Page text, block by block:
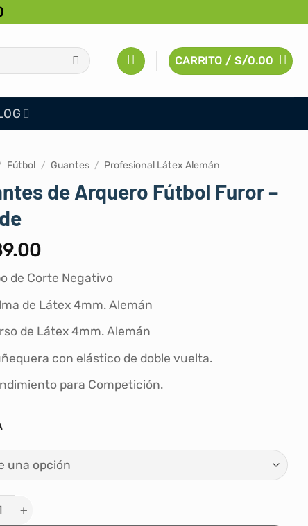
CARRITO /S/0.00
Fútbol / Guantes / Profesional Látex Alemán
de Arquero Fútbol Furor –
de Corte Negativo
de Látex 4mm. Alemán
de Látex 4mm. Alemán
con elástico de doble vuelta.
para Competición.
de Arquero Fútbol Furor - Verde cantidad